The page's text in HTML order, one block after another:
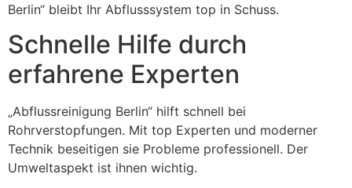
Berlin“ bleibt Ihr Abflusssystem top in Schuss.
Schnelle Hilfe durch
erfahrene Experten
„Abflussreinigung Berlin“ hilft schnell bei
Rohrverstopfungen. Mit top Experten und moderner
Technik beseitigen sie Probleme professionell. Der
Umweltaspekt ist ihnen wichtig.